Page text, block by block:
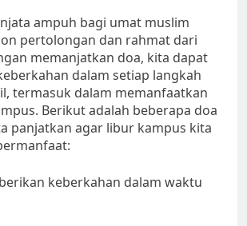
ampuh bagi umat muslim
pertolongan dan rahmat dari
memanjatkan doa, kita dapat
dalam setiap langkah
termasuk dalam memanfaatkan
Berikut adalah beberapa doa
panjatkan agar libur kampus kita
keberkahan dalam waktu